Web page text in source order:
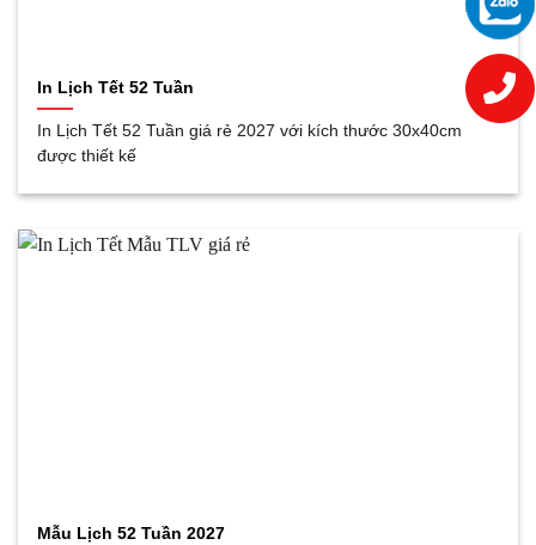
In Lịch Tết 52 Tuần
In Lịch Tết 52 Tuần giá rẻ 2027 với kích thước 30x40cm
được thiết kế
Mẫu Lịch 52 Tuần 2027